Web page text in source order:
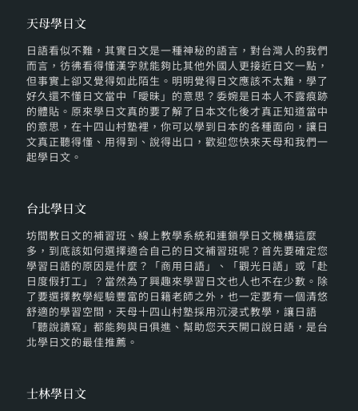
天母學日文
日語看似不難，其實日文是一種神秘的語言，對台灣人的我們
而言，彷彿看得懂漢字就能夠比其他外國人更接近日文一點，
但事實上卻又覺得如此陌生。明明覺得日文應該不太難，學了
好久還不懂日文當中「曖昧」的意思？委婉是日本人不露痕跡
的體貼。原來學日文真的要了解了日本文化後才真正知道當中
的意思，在十四山村塾裡，你可以學到日本的各種面向，讓日
文真正聽得懂、用得到、說得出口，歡迎您快來天母和我們一
起學日文。
台北學日文
坊間教日文的補習班、線上教學系統和連鎖學日文機構這麼
多，到底該如何選擇適合自己的日文補習班呢？首先要確定您
學習日語的原因是什麼？「商用日語」、「觀光日語」或「赴
日度假打工」？當然為了興趣來學習日文也人也不在少數。除
了要選擇教學經驗豐富的日籍老師之外，也一定要有一個清悠
舒適的學習空間，天母十四山村塾採用沉浸式教學，讓日語
「聽說讀寫」都能夠與日俱進、幫助您天天開口說日語，是台
北學日文的最佳推薦。
士林學日文